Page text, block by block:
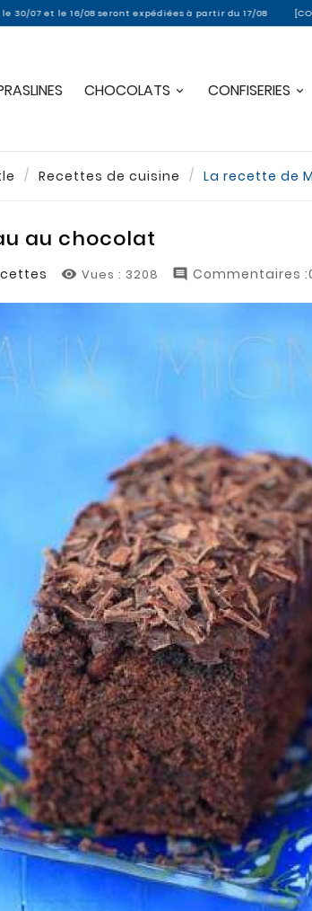
expédiées à partir du 17/08 [COLISSIMO] Frais de
CHOCOLATS CONFISERIES
Recettes de cuisine La recette de
au chocolat
 Vues : 3208  Commentaires